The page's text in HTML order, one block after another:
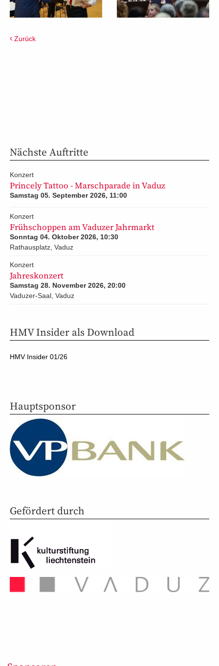
Zurück
Nächste Auftritte
Konzert
Princely Tattoo - Marschparade in Vaduz
Samstag 05. September 2026, 11:00
Konzert
Frühschoppen am Vaduzer Jahrmarkt
Sonntag 04. Oktober 2026, 10:30
Rathausplatz, Vaduz
Konzert
Jahreskonzert
Samstag 28. November 2026, 20:00
Vaduzer-Saal, Vaduz
HMV Insider als Download
HMV Insider 01/26
Hauptsponsor
Gefördert durch